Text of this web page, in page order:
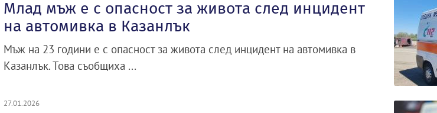
Млад мъж е с опасност за живота след инцидент
на автомивка в Казанлък
Мъж на 23 години е с опасност за живота след инцидент на автомивка в
Казанлък. Това съобщиха ...
27.01.2026